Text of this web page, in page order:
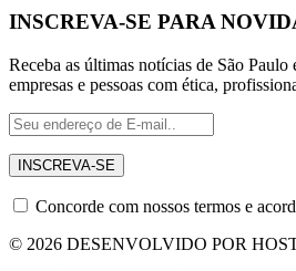
INSCREVA-SE PARA
Receba as últimas notícias de São Paulo
empresas e pessoas com ética,
Concorde com nossos termos e
© 2026 DESENVOLVIDO POR